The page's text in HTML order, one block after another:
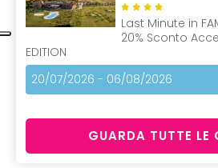
Last Minute in
20% Sconto
EDITION
20/07/2026 - 06/08/2026
GUARDA TUTTE LE